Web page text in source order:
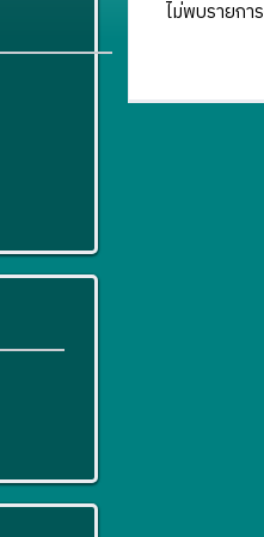
ไม่พบรายกา